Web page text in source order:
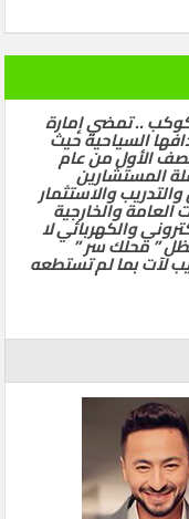
.. تمضي إمارة
السياحية حيث
في النصف الأول من عام
شلة المستشارين
والاستثمار
العامة والخارجية
والكهربائي لا
” محلك سر ”
لآت بما لم تستطعه